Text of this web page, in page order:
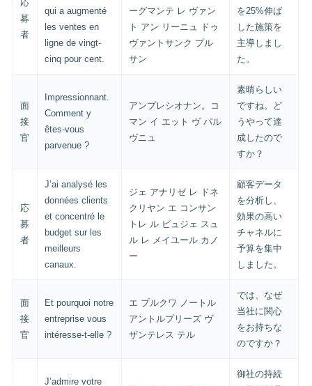
応
募
者
qui a augmenté
les ventes en
ligne de vingt-
cinq pour cent.
ーグマンテ レ ヴァン
ト アン リーニュ ドゥ
ヴァントサンク プル
サン
を25%伸ば
した施策を
主導しまし
た。
面
接
官
Impressionnant.
Comment y
êtes-vous
parvenue ?
アンプレシオナン。コ
マン イ エット ヴ パル
ヴニュ
素晴らしい
ですね。ど
うやって達
成したので
すか？
応
募
者
J’ai analysé les
données clients
et concentré le
budget sur les
meilleurs
canaux.
ジェ アナリゼ レ ドネ
クリヤン エ コンサン
トレ ル ビュジェ スュ
ル レ メイユール カノ
ー
顧客データ
を分析し、
効果の高い
チャネルに
予算を集中
しました。
面
接
官
Et pourquoi notre
entreprise vous
intéresse-t-elle ?
エ プルクワ ノートル
アントルプリーズ ヴ
ザンテレス テル
では、なぜ
当社に関心
をお持ちな
のですか？
J’admire votre
御社の持続